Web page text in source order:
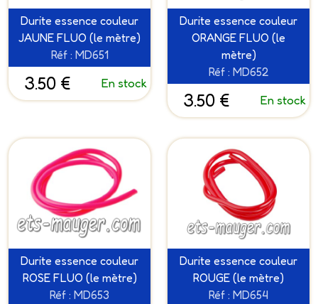
Durite essence couleur
JAUNE FLUO (le mètre)
Réf : MD651
3.50 € En stock
Durite essence couleur
ORANGE FLUO (le
mètre)
Réf : MD652
3.50 € En stock
Durite essence couleur
ROSE FLUO (le mètre)
Réf : MD653
Durite essence couleur
ROUGE (le mètre)
Réf : MD654